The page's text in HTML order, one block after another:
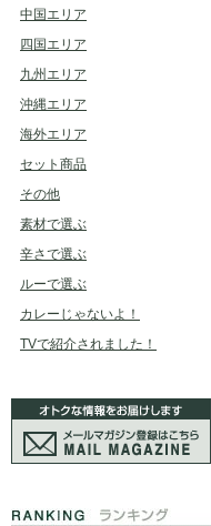
中国エリア
四国エリア
九州エリア
沖縄エリア
海外エリア
セット商品
その他
素材で選ぶ
辛さで選ぶ
ルーで選ぶ
カレーじゃないよ！
TVで紹介されました！